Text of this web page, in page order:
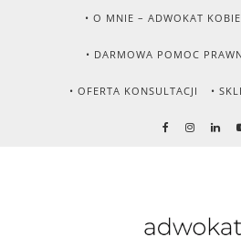
• O MNIE – ADWOKAT
• DARMOWA POMOC
• OFERTA KONSULTACJI •